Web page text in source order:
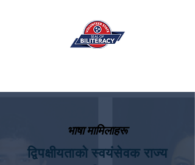
भाषा मामिलाहरू
द्विपक्षीयताको स्वयंसेवक राज्य